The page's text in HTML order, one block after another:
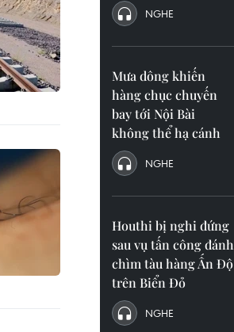
NGHE
Mưa dông khiến
hàng chục chuyến
bay tới Nội Bài
không thể hạ cánh
NGHE
Houthi bị nghi đứng
sau vụ tấn công đánh
chìm tàu hàng Ấn Độ
trên Biển Đỏ
NGHE